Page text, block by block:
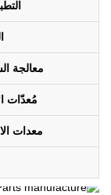
معالجة
مُعدّات
معدات